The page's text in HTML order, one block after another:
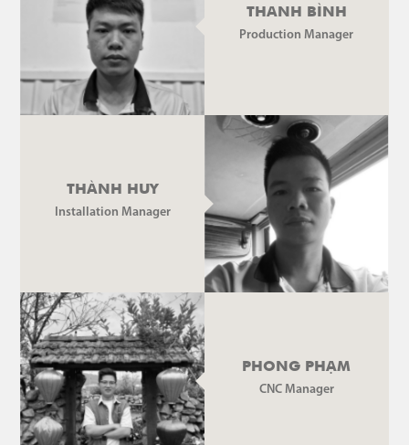
THANH BÌNH
Production Manager
THÀNH HUY
Installation Manager
PHONG PHẠM
CNC Manager